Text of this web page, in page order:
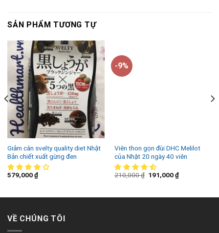
SẢN PHẨM TƯƠNG TỰ
Giảm cân svelty quality diet Nhật
Bản chiết xuất gừng đen
579,000₫
-9%
Viên thon gọn đùi DHC Melilot
của Nhật 20 ngày 40 viên
210,000₫ 191,000₫
VỀ CHÚNG TÔI